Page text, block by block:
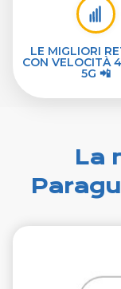
LE MIGLIORI
CON VELOCITÀ
5G 📲
La